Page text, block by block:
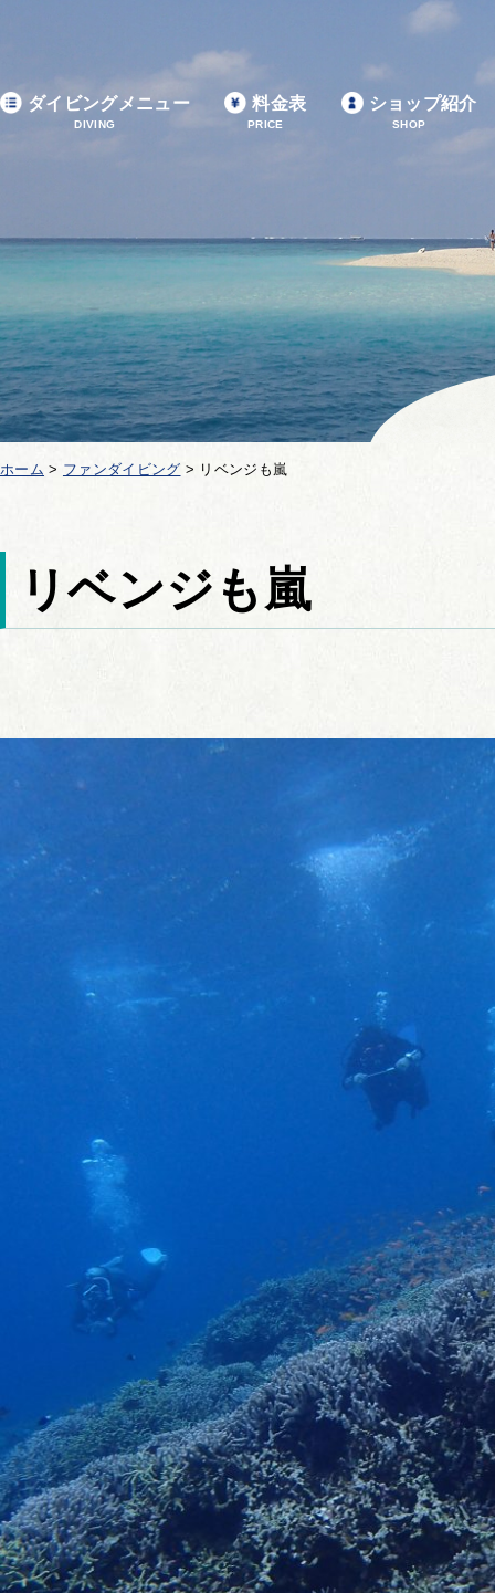
ダイビングメニュー
DIVING
料金表
PRICE
ショップ紹介
SHOP
ホーム > ファンダイビング > リベンジも嵐
リベンジも嵐